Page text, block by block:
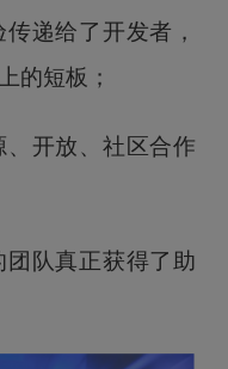
递给了开发者，
的短板；
开放、社区合作
队真正获得了助